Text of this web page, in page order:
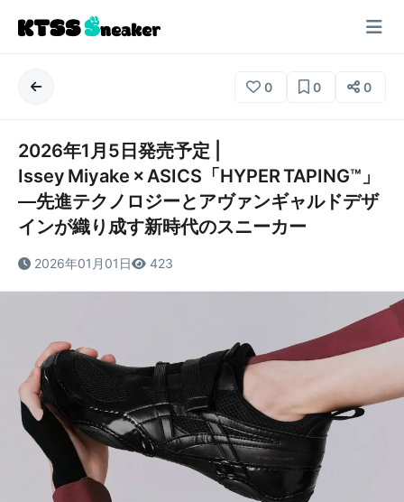
0 0 0
2026年1月5日発売予定 |
Issey Miyake × ASICS「HYPER TAPING™︎」
—先進テクノロジーとアヴァンギャルドデザ
インが織り成す新時代のスニーカー
2026年01月01日 423